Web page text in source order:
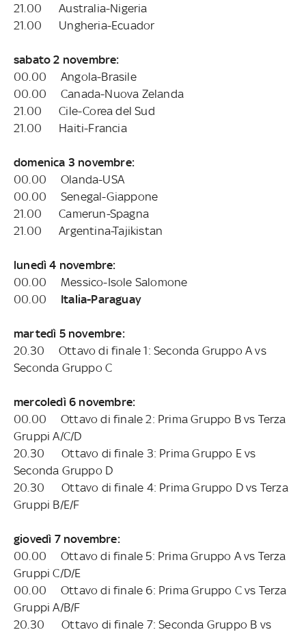
21.00 Australia-Nigeria
21.00 Ungheria-Ecuador
sabato 2 novembre:
00.00 Angola-Brasile
00.00 Canada-Nuova Zelanda
21.00 Cile-Corea del Sud
21.00 Haiti-Francia
domenica 3 novembre:
00.00 Olanda-USA
00.00 Senegal-Giappone
21.00 Camerun-Spagna
21.00 Argentina-Tajikistan
lunedì 4 novembre:
00.00 Messico-Isole Salomone
00.00 Italia-Paraguay
martedì 5 novembre:
20.30 Ottavo di finale 1: Seconda Gruppo A vs
Seconda Gruppo C
mercoledì 6 novembre:
00.00 Ottavo di finale 2: Prima Gruppo B vs Terza
Gruppi A/C/D
20.30 Ottavo di finale 3: Prima Gruppo E vs
Seconda Gruppo D
20.30 Ottavo di finale 4: Prima Gruppo D vs Terza
Gruppi B/E/F
giovedì 7 novembre:
00.00 Ottavo di finale 5: Prima Gruppo A vs Terza
Gruppi C/D/E
00.00 Ottavo di finale 6: Prima Gruppo C vs Terza
Gruppi A/B/F
20.30 Ottavo di finale 7: Seconda Gruppo B vs